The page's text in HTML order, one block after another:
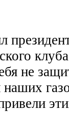
не
наших